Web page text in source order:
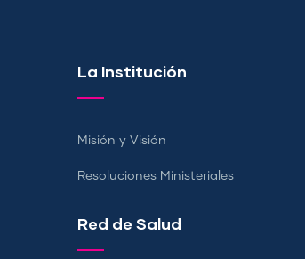
La Institución
Misión y Visión
Resoluciones Ministeriales
Red de Salud